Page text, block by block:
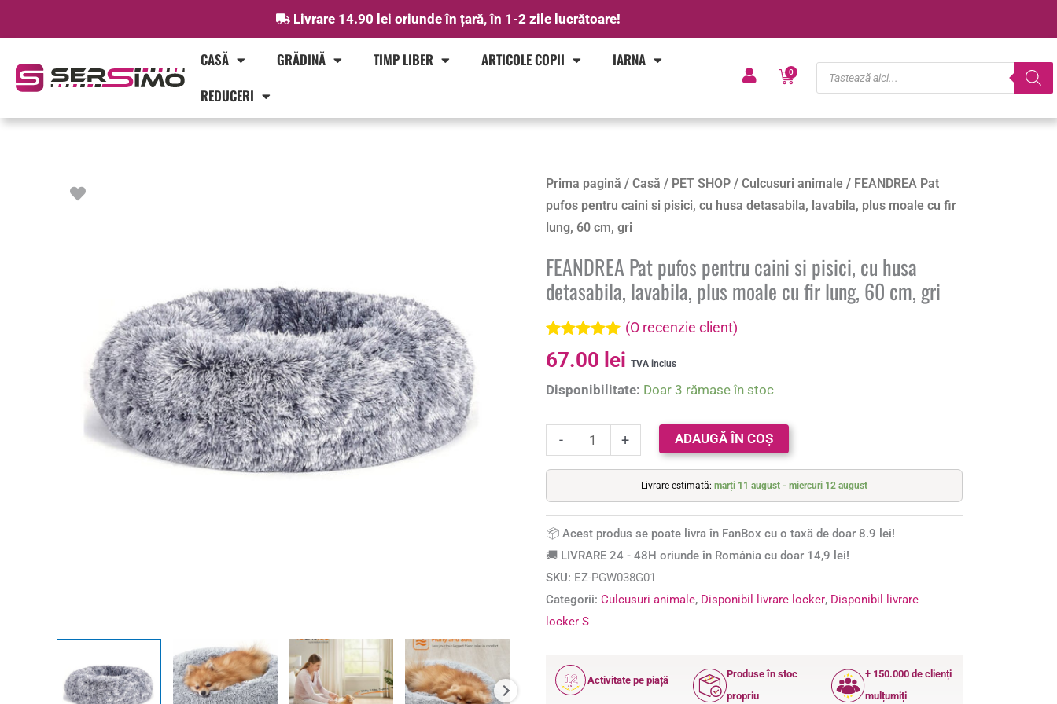
Livrare 14.90 lei oriunde în țară, în 1-2 zile lucrătoare!
CASĂ GRĂDINĂ TIMP LIBER ARTICOLE COPII
IARNA
REDUCERI
0
Cart
Products
search
Prima pagină /Casă / PET SHOP /Culcusuri animale / FEANDREA Pat
pufos pentru caini si pisici, cu husa detasabila, lavabila, plus moale cu fir
lung, 60 cm, gri
FEANDREA Pat pufos pentru caini si pisici, cu husa
detasabila, lavabila, plus moale cu fir lung, 60 cm, gri
Evaluat la
5.00din 5 pe
singure
(O recenzie client)
67.00 lei TVA inclus
Disponibilitate: Doar 3 rămase în stoc
-
Cantitate
FEANDREA
Pat
pentru
caini
pisici,
cu
husa
lavabila,
moale
fir
lung,
60
cm,
gri
+ ADAUGĂ ÎN COȘ
Livrare estimată:marți 11 august - miercuri 12 august
📦 Acest produs se poate livra în FanBox cu o taxă de doar 8.9 lei!
🚚 LIVRARE 24 - 48H oriunde în România cu doar 14,9 lei!
SKU: EZ-PGW038G01
Categorii:Culcusuri animale, Disponibil livrare locker, Disponibil livrare
locker S
12
ANI
Activitate pe piață
Produse în stoc
propriu
+ 150.000 de clienți
mulțumiți